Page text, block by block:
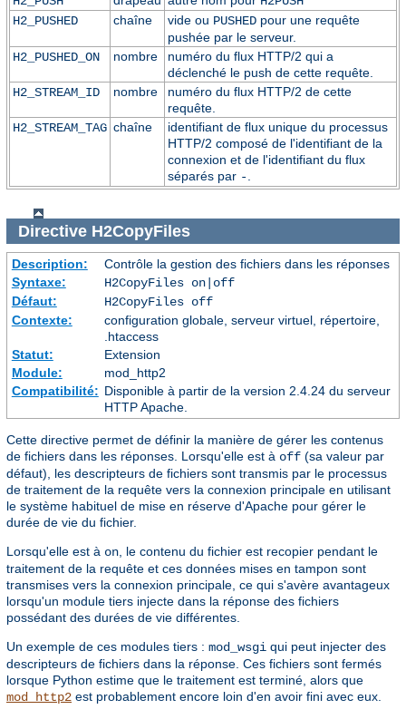
H2_PUSHED
chaîne vide ou PUSHEDpour une requête
pushée par le serveur.
H2_PUSHED_ON
nombre
numéro du flux HTTP/2 qui a
déclenché le push de cette requête.
H2_STREAM_ID
nombre
numéro du flux HTTP/2 de cette
requête.
H2_STREAM_TAG chaîne
identifiant de flux unique du processus
HTTP/2 composé de l'identifiant de la
connexion et de l'identifiant du flux
séparés par -
Directive H2CopyFiles
Description:
Contrôle la gestion des fichiers dans les réponses
Syntaxe:
H2CopyFiles on|off
Défaut:
H2CopyFiles off
Contexte:
configuration globale, serveur virtuel, répertoire,
.htaccess
Statut:
Extension
Module:
mod_http2
Compatibilité: Disponible à partir de la version 2.4.24 du serveur
HTTP Apache.
Cette directive permet de définir la manière de gérer les contenus
de fichiers dans les réponses. Lorsqu'elle est à off (sa valeur par
défaut), les descripteurs de fichiers sont transmis par le processus
de traitement de la requête vers la connexion principale en utilisant
le système habituel de mise en réserve d'Apache pour gérer le
durée de vie du fichier.
Lorsqu'elle est à on , le contenu du fichier est recopier pendant le
traitement de la requête et ces données mises en tampon sont
transmises vers la connexion principale, ce qui s'avère avantageux
lorsqu'un module tiers injecte dans la réponse des fichiers
possédant des durées de vie différentes.
Un exemple de ces modules tiers : mod_wsgi qui peut injecter des
descripteurs de fichiers dans la réponse. Ces fichiers sont fermés
lorsque Python estime que le traitement est terminé, alors que
mod_http2 est probablement encore loin d'en avoir fini avec eux.